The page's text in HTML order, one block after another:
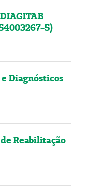
5)
Diagnósticos
Reabilitação